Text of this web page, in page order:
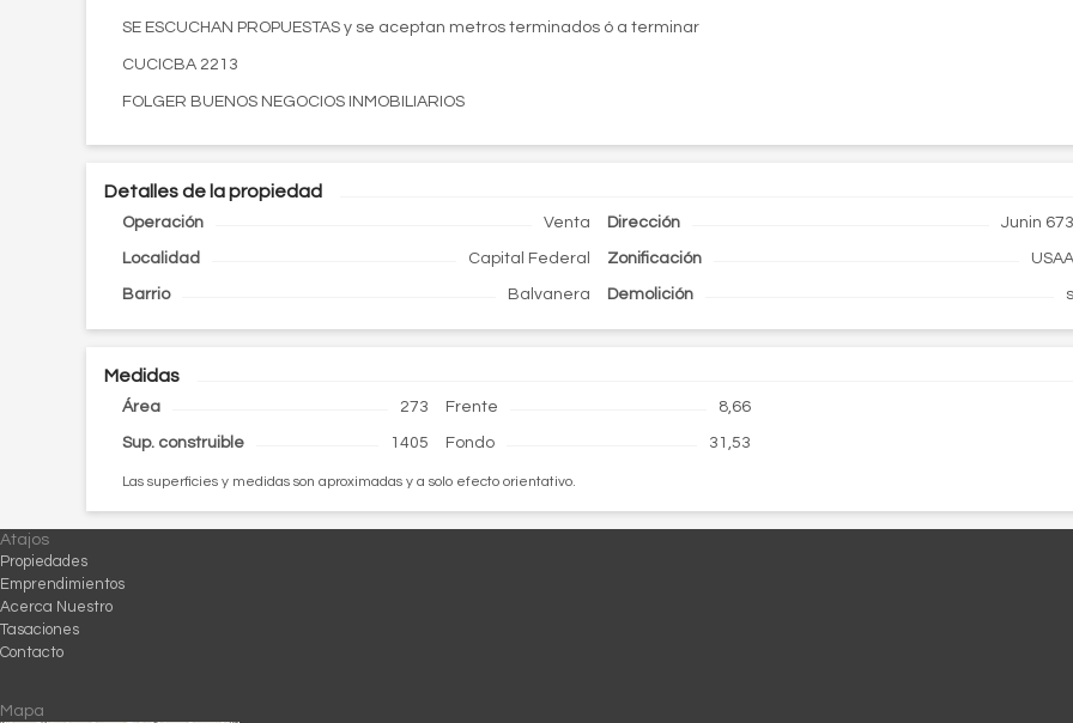
SE ESCUCHAN PROPUESTAS y se aceptan metros terminados ó a terminar
CUCICBA 2213
FOLGER BUENOS NEGOCIOS INMOBILIARIOS
Detalles de la propiedad
Operación Venta
Localidad Capital Federal
Barrio Balvanera
Dirección Junin 673
Zonificación USAA
Demolición s
Medidas
Área 273
Sup. construible 1405
Frente 8,66
Fondo 31,53
Las superficies y medidas son aproximadas y a solo efecto orientativo.
Atajos
Propiedades
Emprendimientos
Acerca Nuestro
Tasaciones
Contacto
Mapa